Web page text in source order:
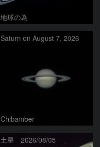
地球の為
Saturn on August 7, 2026
Chibamber
土星 2026/08/05